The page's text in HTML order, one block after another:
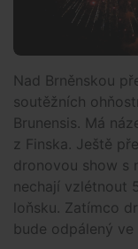
Nad Brněnskou
soutěžních
Brunensis. Má
z Finska. Ještě
dronovou show s
nechají vzlétnout
loňsku. Zatímco
bude odpálený ve